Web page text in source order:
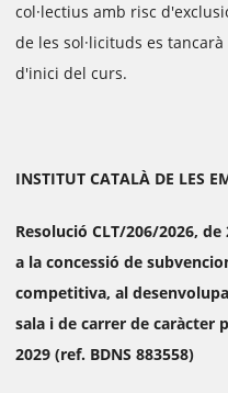
col·lectius amb risc
de les sol·licituds es
d'inici del curs.
INSTITUT CATALÀ DE LES
Resolució CLT/206/2026,
a la concessió de
competitiva, al
sala i de carrer de caràcter
2029 (ref. BDNS 883558)